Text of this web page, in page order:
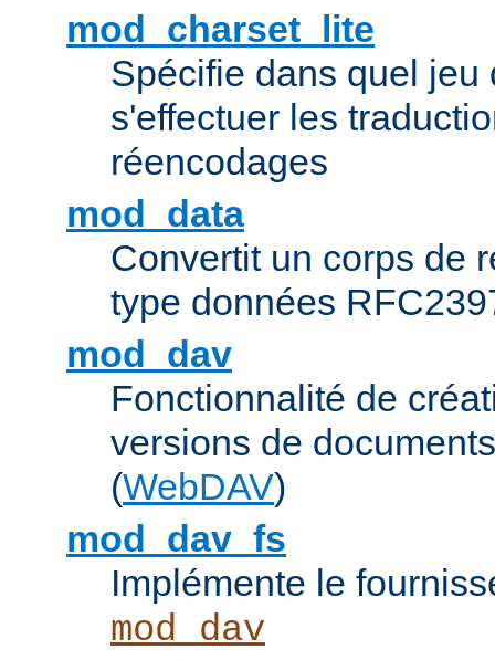
mod_charset_lite
Spécifie dans quel jeu
s'effectuer les
réencodages
mod_data
Convertit un corps de
type données
mod_dav
Fonctionnalité de
versions de
(WebDAV)
mod_dav_fs
Implémente le
mod_dav